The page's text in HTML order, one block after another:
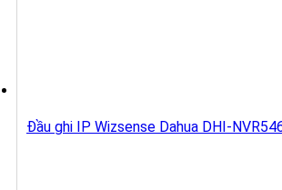
Đầu ghi IP Wizsense Dahua DHI-